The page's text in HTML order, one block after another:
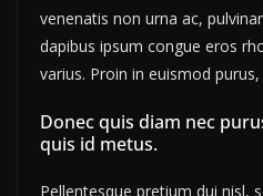
venenatis non urna ac,
dapibus ipsum congue eros
varius. Proin in euismod
Donec quis diam nec
quis id metus.
Pellentesque pretium dui nisl,